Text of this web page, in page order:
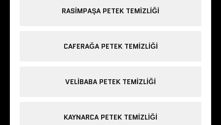
RASIMPAŞA PETEK TEMIZLIĞI
CAFERAĞA PETEK TEMIZLIĞI
VELIBABA PETEK TEMIZLIĞI
KAYNARCA PETEK TEMIZLIĞI